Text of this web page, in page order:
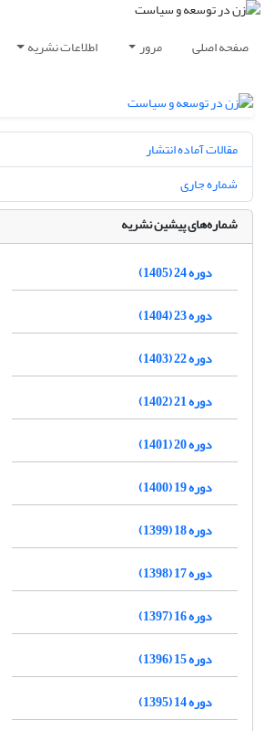
صفحه اصلی مرور اطلاعات نشریه
مقالات آماده انتشار
شماره جاری
شماره‌های پیشین نشریه
دوره 24 (1405)
دوره 23 (1404)
دوره 22 (1403)
دوره 21 (1402)
دوره 20 (1401)
دوره 19 (1400)
دوره 18 (1399)
دوره 17 (1398)
دوره 16 (1397)
دوره 15 (1396)
دوره 14 (1395)